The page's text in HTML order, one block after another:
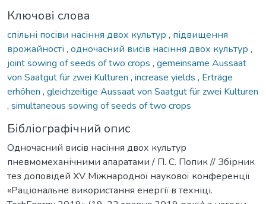
Ключові слова
спільні посіви насіння двох культур , підвищення
врожайності , одночасний висів насіння двох культур ,
joint sowing of seeds of two crops , gemeinsame Aussaat
von Saatgut für zwei Kulturen , increase yields , Erträge
erhöhen , gleichzeitige Aussaat von Saatgut für zwei Kulturen
, simultaneous sowing of seeds of two crops
Бібліографічний опис
Одночасний висів насіння двох культур
пневмомеханічними апаратами / П. С. Попик // Збірник
тез доповідей XV Міжнародної наукової конференції
«Раціональне використання енергії в техніці.